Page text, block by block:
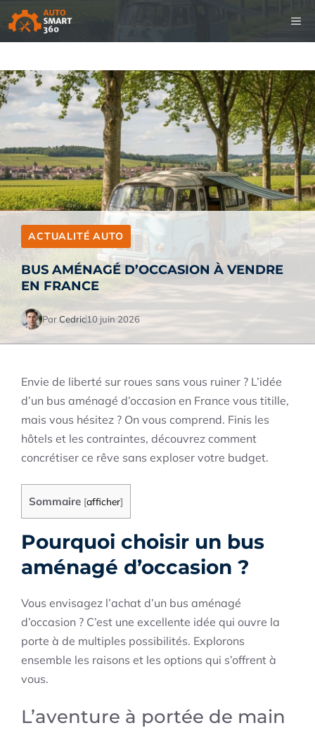
Aller
au
contenu
ACTUALITÉ AUTO
BUS AMÉNAGÉ D’OCCASION À VENDRE
EN FRANCE
ParCedric10 juin 2026
Envie de liberté sur roues sans vous ruiner ? L’idée
d’un bus aménagé d’occasion en France vous titille,
mais vous hésitez ? On vous comprend. Finis les
hôtels et les contraintes, découvrez comment
concrétiser ce rêve sans exploser votre budget.
Sommaire [afficher]
Pourquoi choisir un bus
aménagé d’occasion ?
Vous envisagez l’achat d’un bus aménagé
d’occasion ? C’est une excellente idée qui ouvre la
porte à de multiples possibilités. Explorons
ensemble les raisons et les options qui s’offrent à
vous.
L’aventure à portée de main